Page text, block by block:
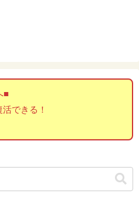
■
できる！